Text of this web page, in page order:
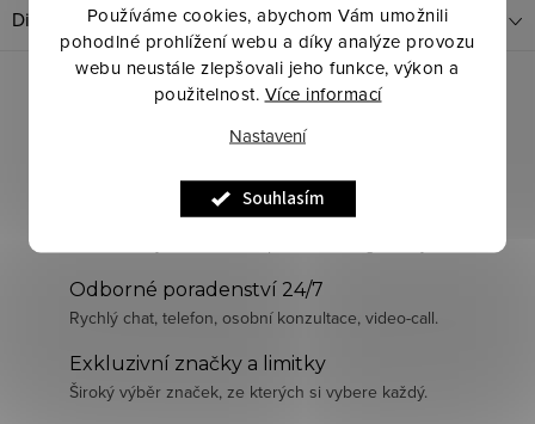
Používáme cookies, abychom Vám umožnili
pohodlné prohlížení webu a díky analýze provozu
webu neustále zlepšovali jeho funkce, výkon a
použitelnost. Více informací
Nastavení
Souhlasím
Diskuze
Pečlivě vybraná kvalita
Odborné poradenství 24/7
Rychlý chat, telefon, osobní konzultace, video-call.
Exkluzivní značky a limitky
Široký výběr značek, ze kterých si vybere každý.